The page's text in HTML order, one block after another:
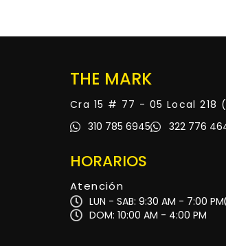
THE MARK
Cra 15 # 77 - 05 Local
310 785 6945
322 776
HORARIOS
Atención
LUN - SAB: 9:30 AM - 7:00 PM
DOM: 10:00 AM - 4:00 PM